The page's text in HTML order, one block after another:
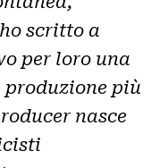
scritto a
per loro una
più
nasce